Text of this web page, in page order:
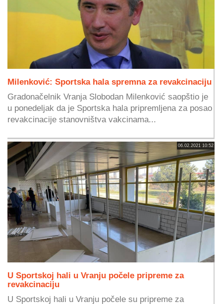
Milenković: Sportska hala spremna za revakcinaciju
Gradonačelnik Vranja Slobodan Milenković saopštio je
u ponedeljak da je Sportska hala pripremljena za posao
revakcinacije stanovništva vakcinama...
06.02.2021 10:52
U Sportskoj hali u Vranju počele pripreme za
revakcinaciju
U Sportskoj hali u Vranju počele su pripreme za